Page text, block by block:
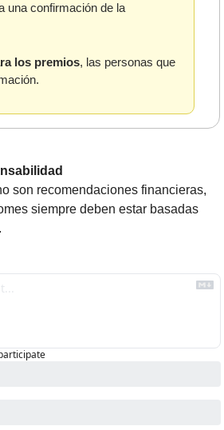
una confirmación de la
los premios, las personas que
son recomendaciones financieras,
siempre deben estar basadas